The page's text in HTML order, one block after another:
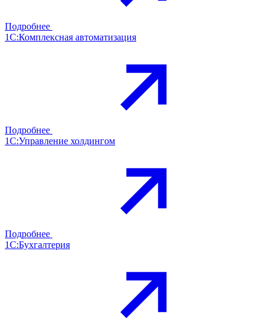
Подробнее
1С:Комплексная автоматизация
Подробнее
1С:Управление холдингом
Подробнее
1С:Бухгалтерия